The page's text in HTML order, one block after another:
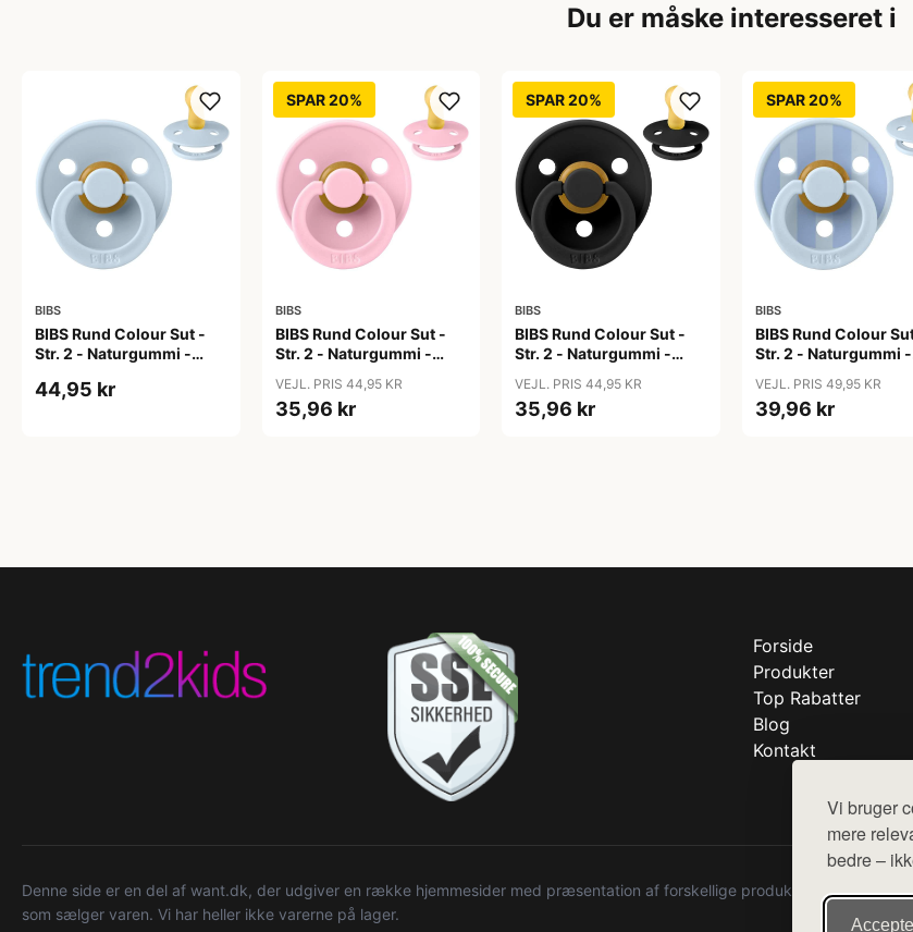
Vi bruger
mere
bedre –
Du er måske interesseret i
BIBS
BIBS Rund Colour Sut -
Str. 2 - Naturgummi -
44,95 kr
SPAR 20%
BIBS
BIBS Rund Colour Sut -
Str. 2 - Naturgummi -
VEJL. PRIS 44,95 KR
35,96 kr
SPAR 20%
BIBS
BIBS Rund Colour Sut -
Str. 2 - Naturgummi -
VEJL. PRIS 44,95 KR
35,96 kr
SPAR 20%
BIBS
BIBS Rund Colour
Str. 2 - Naturgummi -
Blue/Dusty Blue
VEJL. PRIS 49,95 KR
39,96 kr
Forside
Produkter
Top Rabatter
Blog
Kontakt
Denne side er en del af want.dk, der udgiver en række hjemmesider med præsentation af forskellige produkter fra diverse
som sælger varen. Vi har heller ikke varerne på lager.